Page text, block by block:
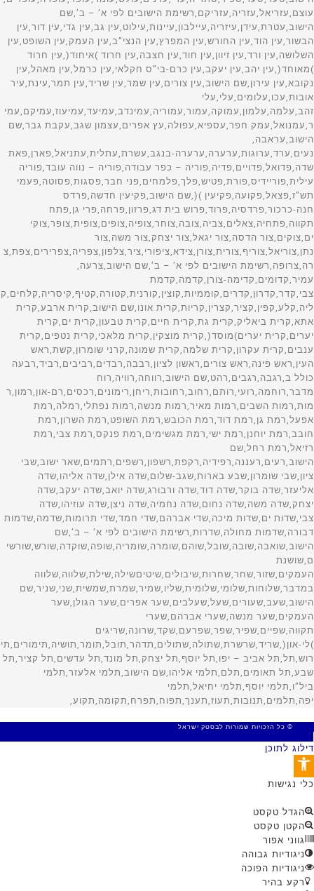
© כל הזכויות שמורות לבסטק ישראל
דילוג לתוכן
פתח סרגל נגישות
כלי נגישות
הגדל טקסט
הקטן טקסט
גווני אפור
ניגודיות גבוהה
ניגודיות הפוכה
רקע בהיר